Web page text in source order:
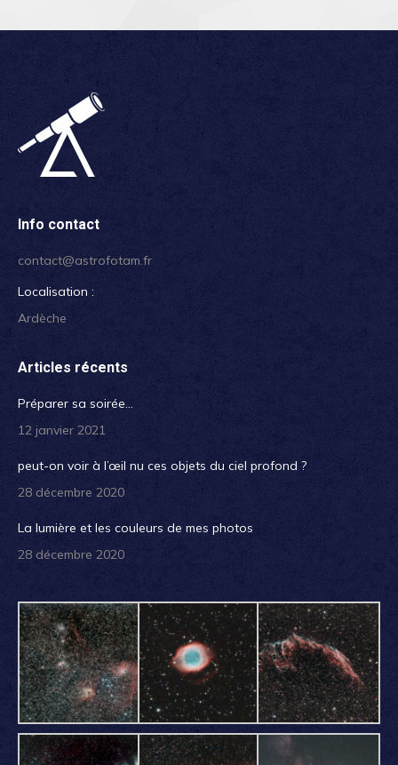
Info contact
contact@astrofotam.fr
Localisation :
Ardèche
Articles récents
Préparer sa soirée…
12 janvier 2021
peut-on voir à l’œil nu ces objets du ciel profond ?
28 décembre 2020
La lumière et les couleurs de mes photos
28 décembre 2020